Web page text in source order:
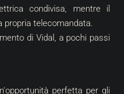
condivisa, mentre il
telecomandata.
di Vidal, a pochi passi
perfetta per gli